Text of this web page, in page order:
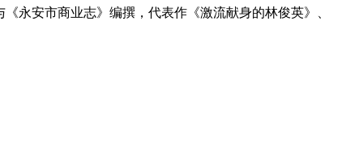
永安市商业志》编撰，代表作《激流献身的林俊英》、